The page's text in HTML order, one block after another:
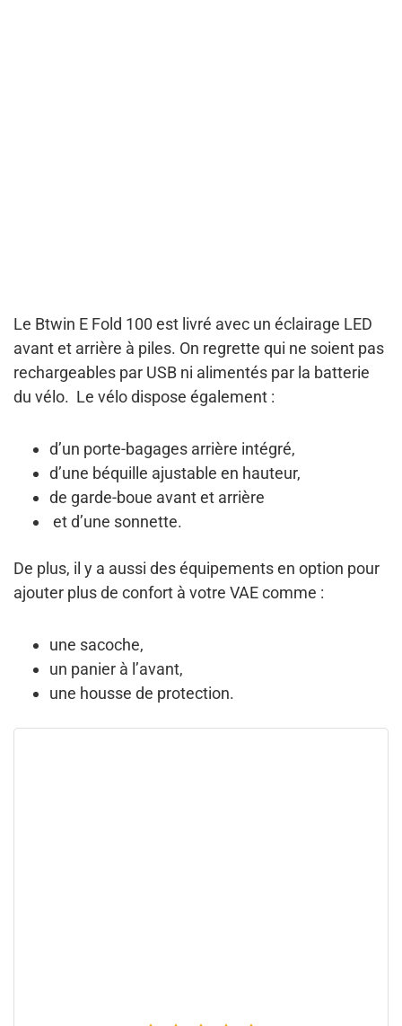
Le Btwin E Fold 100 est livré avec un éclairage LED
avant et arrière à piles. On regrette qui ne soient pas
rechargeables par USB ni alimentés par la batterie
du vélo. Le vélo dispose également :
d’un porte-bagages arrière intégré,
d’une béquille ajustable en hauteur,
de garde-boue avant et arrière
et d’une sonnette.
De plus, il y a aussi des équipements en option pour
ajouter plus de confort à votre VAE comme :
une sacoche,
un panier à l’avant,
une housse de protection.